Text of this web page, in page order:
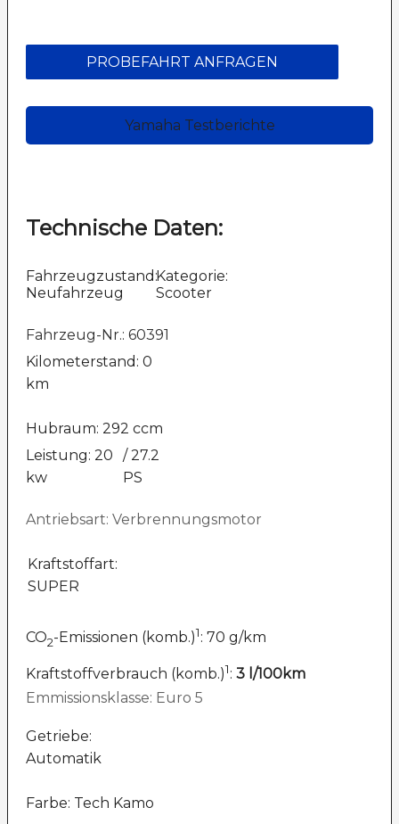
PROBEFAHRT ANFRAGEN
Yamaha Testberichte
Technische Daten:
Fahrzeugzustand:
Neufahrzeug
Kategorie:
Scooter
Fahrzeug-Nr.: 60391
Kilometerstand: 0
km
Hubraum: 292 ccm
Leistung: 20
kw
/ 27.2
PS
Antriebsart: Verbrennungsmotor
Kraftstoffart:
SUPER
CO2-Emissionen (komb.)1: 70 g/km
Kraftstoffverbrauch (komb.)1: 3 l/100km
Emmissionsklasse: Euro 5
Getriebe:
Automatik
Farbe: Tech Kamo